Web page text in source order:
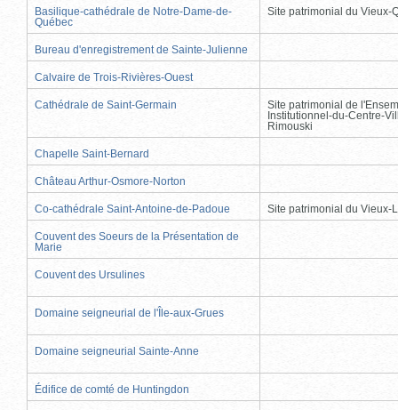
Basilique-cathédrale de Notre-Dame-de-
Québec
Site patrimonial du Vieux-
Bureau d'enregistrement de Sainte-Julienne
Calvaire de Trois-Rivières-Ouest
Cathédrale de Saint-Germain
Site patrimonial de
Institutionnel-du-Centre-
Rimouski
Chapelle Saint-Bernard
Château Arthur-Osmore-Norton
Co-cathédrale Saint-Antoine-de-Padoue Site patrimonial du Vieux-
Couvent des Soeurs de la Présentation de
Marie
Couvent des Ursulines
Domaine seigneurial de l'Île-aux-Grues
Domaine seigneurial Sainte-Anne
Édifice de comté de Huntingdon